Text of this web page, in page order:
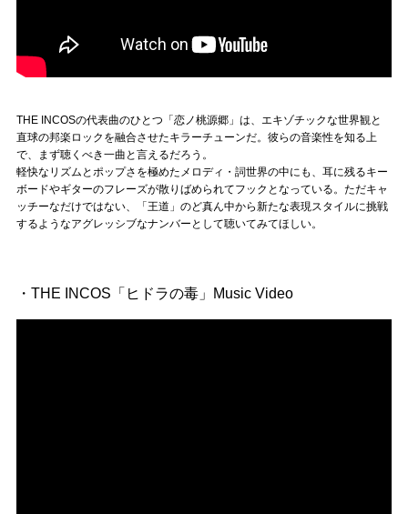
THE INCOSの代表曲のひとつ「恋ノ桃源郷」は、エキゾチックな世界観と
直球の邦楽ロックを融合させたキラーチューンだ。彼らの音楽性を知る上
で、まず聴くべき一曲と言えるだろう。
軽快なリズムとポップさを極めたメロディ・詞世界の中にも、耳に残るキー
ボードやギターのフレーズが散りばめられてフックとなっている。ただキャ
ッチーなだけではない、「王道」のど真ん中から新たな表現スタイルに挑戦
するようなアグレッシブなナンバーとして聴いてみてほしい。
・THE INCOS「ヒドラの毒」Music Video